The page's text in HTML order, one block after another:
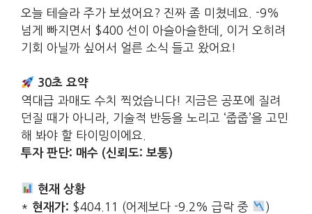
오늘 테슬라 주가 보셨어요? 진짜 좀 미쳤네요. -9%
넘게 빠지면서 $400 선이 아슬아슬한데, 이거 오히려
기회 아닐까 싶어서 얼른 소식 들고 왔어요!
30초 요약
역대급 과매도 수치 찍었습니다! 지금은 공포에 질려
던질 때가 아니라, 기술적 반등을 노리고 ‘줍줍’을 고민
해 봐야 할 타이밍이에요.
투자 판단: 매수 (신뢰도: 보통)
현재 상황
* 현재가: $404.11 (어제보다 -9.2% 급락 중
)